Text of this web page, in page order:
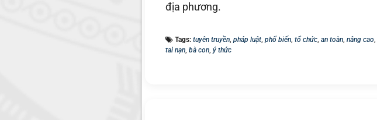
địa phương.
Tags: tuyên truyền, pháp luật, phổ biến, tổ chức, an toàn, nâng cao,
tai nạn, bà con, ý thức